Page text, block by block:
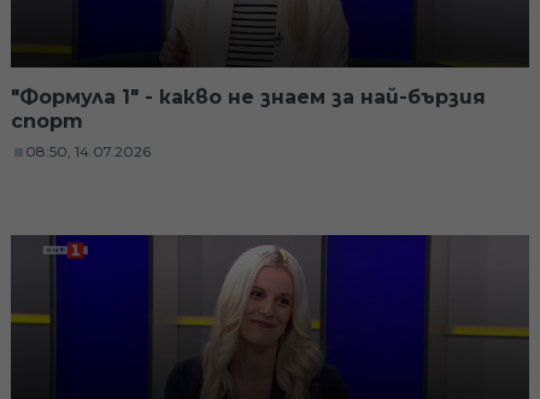
"Формула 1" - какво не знаем за най-бързия
спорт
08:50, 14.07.2026